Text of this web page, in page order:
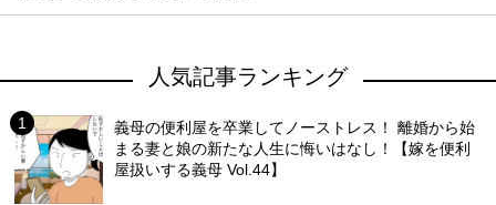
人気記事ランキング
義母の便利屋を卒業してノーストレス！ 離婚から始
まる妻と娘の新たな人生に悔いはなし！【嫁を便利
屋扱いする義母 Vol.44】